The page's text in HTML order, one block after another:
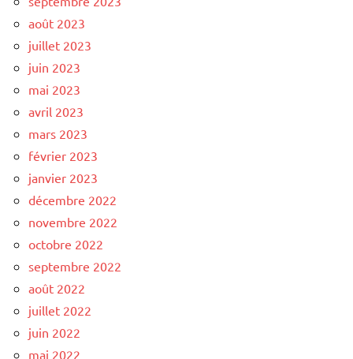
août 2023
juillet 2023
juin 2023
mai 2023
avril 2023
mars 2023
février 2023
janvier 2023
décembre 2022
novembre 2022
octobre 2022
septembre 2022
août 2022
juillet 2022
juin 2022
mai 2022